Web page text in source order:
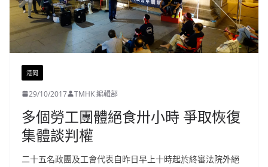
港聞
29/10/2017 TMHK 編輯部
多個勞工團體絕食卅小時 爭取恢復
集體談判權
二十五名政團及工會代表自昨日早上十時起於終審法院外絕